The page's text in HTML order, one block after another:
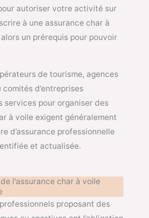
autoriser votre activité sur
à une assurance char à
un prérequis pour pouvoir
de tourisme, agences
d’entreprises
services pour organiser des
à voile exigent généralement
d’assurance professionnelle
et actualisée.
l'assurance char à voile
proposant des